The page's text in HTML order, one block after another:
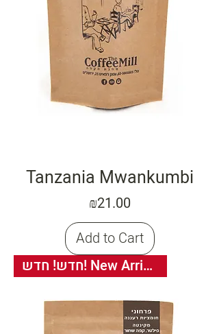
Tanzania Mwankumbi
Price
₪21.00
Add to Cart
חדש! חדש! New Arrival